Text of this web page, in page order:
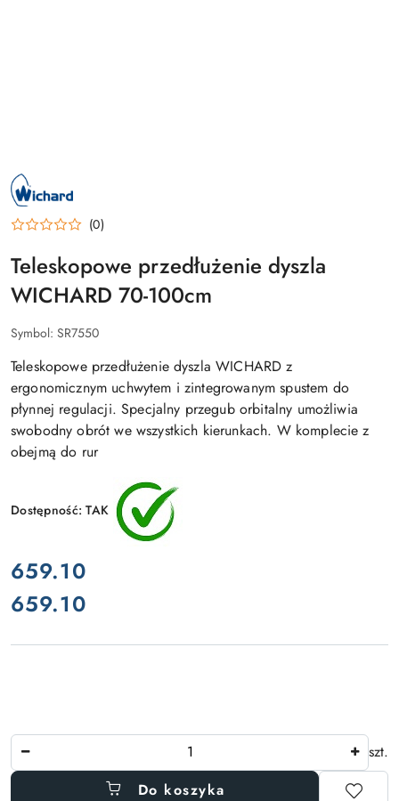
NAZWA
PRODUCENTA:
WICHARD
(0)
Teleskopowe przedłużenie dyszla
WICHARD 70-100cm
Symbol: SR7550
Teleskopowe przedłużenie dyszla WICHARD z
ergonomicznym uchwytem i zintegrowanym spustem do
płynnej regulacji. Specjalny przegub orbitalny umożliwia
swobodny obrót we wszystkich kierunkach. W komplecie z
obejmą do rur
Dostępność:TAK
cena:
659.10
Cena:
659.10
Ilość
szt.
Do koszyka